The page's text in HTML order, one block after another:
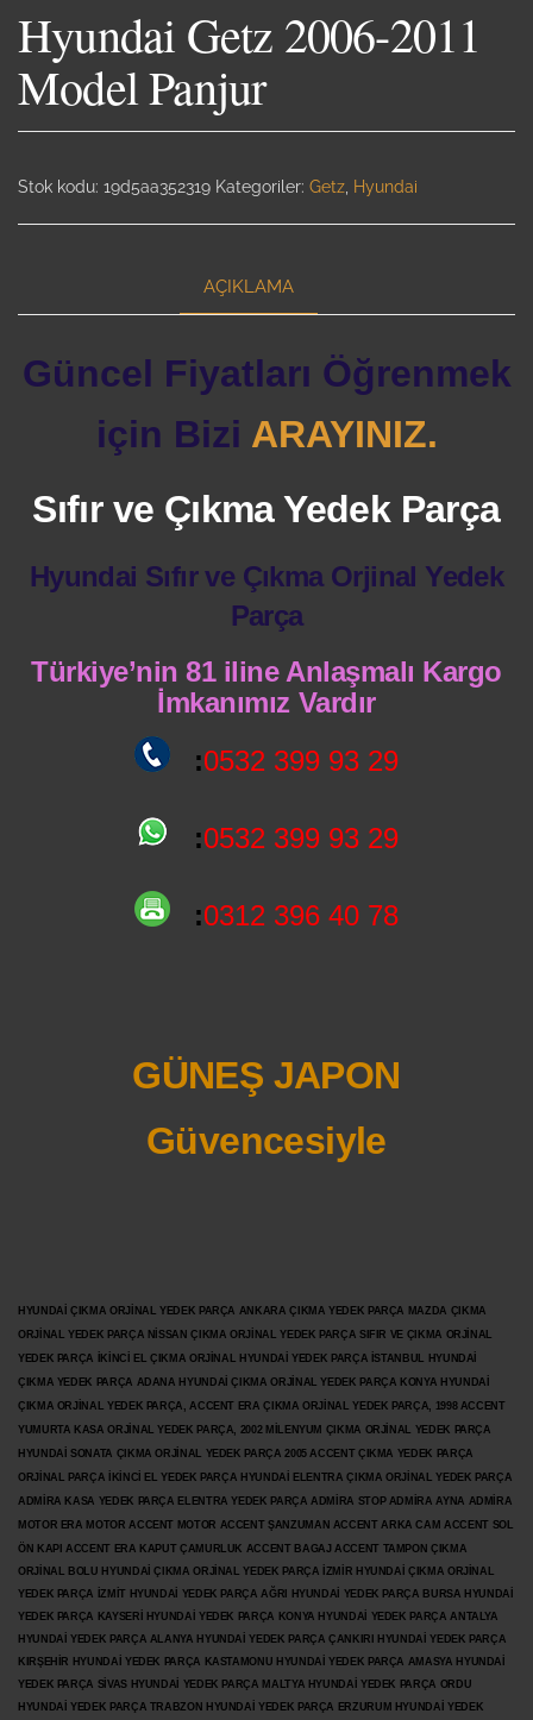
Hyundai Getz 2006-2011
Model Panjur
Stok kodu: 19d5aa352319 Kategoriler: Getz Hyundai
AÇIKLAMA
Güncel Fiyatları Öğrenmek
için Bizi ARAYINIZ.
Sıfır ve Çıkma Yedek Parça
Hyundai Sıfır ve Çıkma Orjinal Yedek
Parça
Türkiye’nin 81 iline Anlaşmalı Kargo
İmkanımız Vardır
:0532 399 93 29
:0532 399 93 29
:0312 396 40 78
GÜNEŞ JAPON
Güvencesiyle
HYUNDAİ ÇIKMA ORJİNAL YEDEK PARÇA ANKARA ÇIKMA YEDEK PARÇA MAZDA ÇIKMA
ORJİNAL YEDEK PARÇA NİSSAN ÇIKMA ORJİNAL YEDEK PARÇA SIFIR VE ÇIKMA ORJİNAL
YEDEK PARÇA İKİNCİ EL ÇIKMA ORJİNAL HYUNDAİ YEDEK PARÇA İSTANBUL HYUNDAİ
ÇIKMA YEDEK PARÇA ADANA HYUNDAİ ÇIKMA ORJİNAL YEDEK PARÇA KONYA HYUNDAİ
ÇIKMA ORJİNAL YEDEK PARÇA, ACCENT ERA ÇIKMA ORJİNAL YEDEK PARÇA, 1998 ACCENT
YUMURTA KASA ORJİNAL YEDEK PARÇA, 2002 MİLENYUM ÇIKMA ORJİNAL YEDEK PARÇA
HYUNDAİ SONATA ÇIKMA ORJİNAL YEDEK PARÇA 2005 ACCENT ÇIKMA YEDEK PARÇA
ORJİNAL PARÇA İKİNCİ EL YEDEK PARÇA HYUNDAİ ELENTRA ÇIKMA ORJİNAL YEDEK PARÇA
ADMİRA KASA YEDEK PARÇA ELENTRA YEDEK PARÇA ADMİRA STOP ADMİRA AYNA ADMİRA
MOTOR ERA MOTOR ACCENT MOTOR ACCENT ŞANZUMAN ACCENT ARKA CAM ACCENT SOL
ÖN KAPI ACCENT ERA KAPUT ÇAMURLUK ACCENT BAGAJ ACCENT TAMPON ÇIKMA
ORJİNAL BOLU HYUNDAİ ÇIKMA ORJİNAL YEDEK PARÇA İZMİR HYUNDAİ ÇIKMA ORJİNAL
YEDEK PARÇA İZMİT HYUNDAİ YEDEK PARÇA AĞRI HYUNDAİ YEDEK PARÇA BURSA HYUNDAİ
YEDEK PARÇA KAYSERİ HYUNDAİ YEDEK PARÇA KONYA HYUNDAİ YEDEK PARÇA ANTALYA
HYUNDAİ YEDEK PARÇA ALANYA HYUNDAİ YEDEK PARÇA ÇANKIRI HYUNDAİ YEDEK PARÇA
KIRŞEHİR HYUNDAİ YEDEK PARÇA KASTAMONU HYUNDAİ YEDEK PARÇA AMASYA HYUNDAİ
YEDEK PARÇA SİVAS HYUNDAİ YEDEK PARÇA MALTYA HYUNDAİ YEDEK PARÇA ORDU
HYUNDAİ YEDEK PARÇA TRABZON HYUNDAİ YEDEK PARÇA ERZURUM HYUNDAİ YEDEK